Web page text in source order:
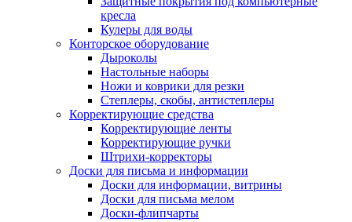
кресла
Кулеры для воды
Конторское оборудование
Дыроколы
Настольные наборы
Ножи и коврики для резки
Степлеры, скобы, антистеплеры
Корректирующие средства
Корректирующие ленты
Корректирующие ручки
Штрихи-корректоры
Доски для письма и информации
Доски для информации, витрины
Доски для письма мелом
Доски-флипчарты